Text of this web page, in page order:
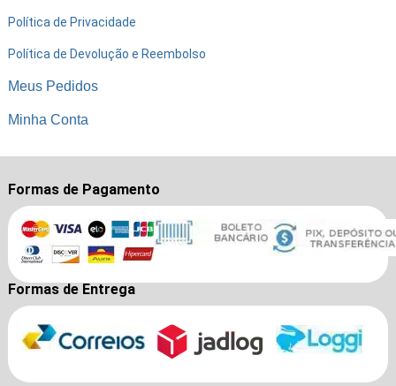
Política de Privacidade
Política de Devolução e Reembolso
Meus Pedidos
Minha Conta
Formas de Pagamento
Formas de Entrega